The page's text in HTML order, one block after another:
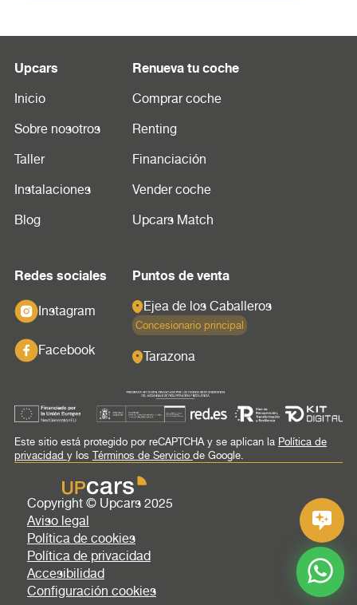
Upcars
Inicio
Sobre nosotros
Taller
Instalaciones
Blog
Renueva tu coche
Comprar coche
Renting
Financiación
Vender coche
Upcars Match
Redes sociales
Instagram
Facebook
Puntos de venta
Ejea de los Caballeros
Concesionario principal
Tarazona
Este sitio está protegido por reCAPTCHA y se aplican la Política de
privacidad y los Términos de Servicio de Google.
Copyright © Upcars 2025
Aviso legal
Política de cookies
Política de privacidad
Accesibilidad
Configuración cookies